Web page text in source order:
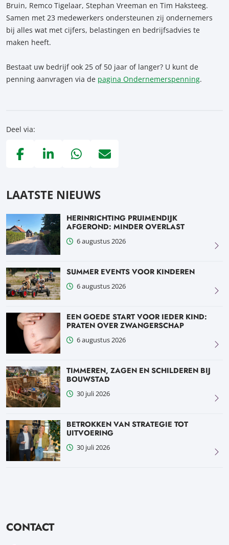
Bruin, Remco Tigelaar, Stephan Vreeman en Tim Haksteeg.
Samen met 23 medewerkers ondersteunen zij ondernemers
bij alles wat met cijfers, belastingen en bedrijfsadvies te
maken heeft.
Bestaat uw bedrijf ook 25 of 50 jaar of langer? U kunt de
penning aanvragen via de pagina Ondernemerspenning.
Deel via:
LAATSTE NIEUWS
HERINRICHTING PRUIMENDIJK
AFGEROND: MINDER OVERLAST
6 augustus 2026
SUMMER EVENTS VOOR KINDEREN
6 augustus 2026
EEN GOEDE START VOOR IEDER KIND:
PRATEN OVER ZWANGERSCHAP
6 augustus 2026
TIMMEREN, ZAGEN EN SCHILDEREN BIJ
BOUWSTAD
30 juli 2026
BETROKKEN VAN STRATEGIE TOT
UITVOERING
30 juli 2026
CONTACT